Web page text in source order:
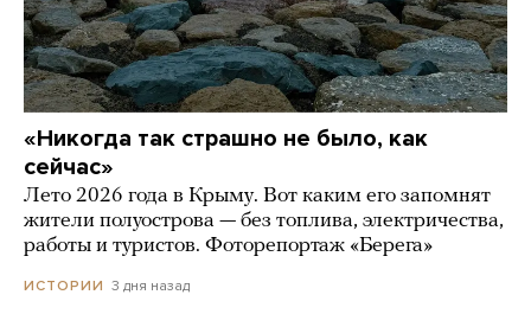
«Никогда так страшно не было, как
сейчас»
Лето 2026 года в Крыму. Вот каким его запомнят
жители полуострова — без топлива, электричества,
работы и туристов. Фоторепортаж «Берега»
ИСТОРИИ 3 дня назад